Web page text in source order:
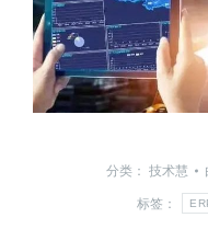
分类： 技术慧
标签：